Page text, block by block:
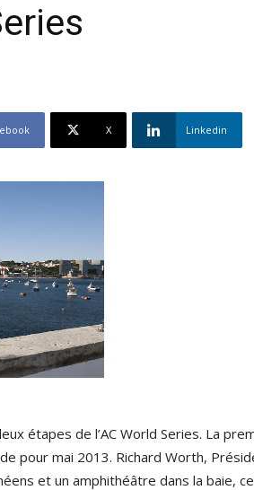
X Linkedin
étapes de l’AC World Series. La
pour mai 2013. Richard Worth,
et un amphithéâtre dans la baie,